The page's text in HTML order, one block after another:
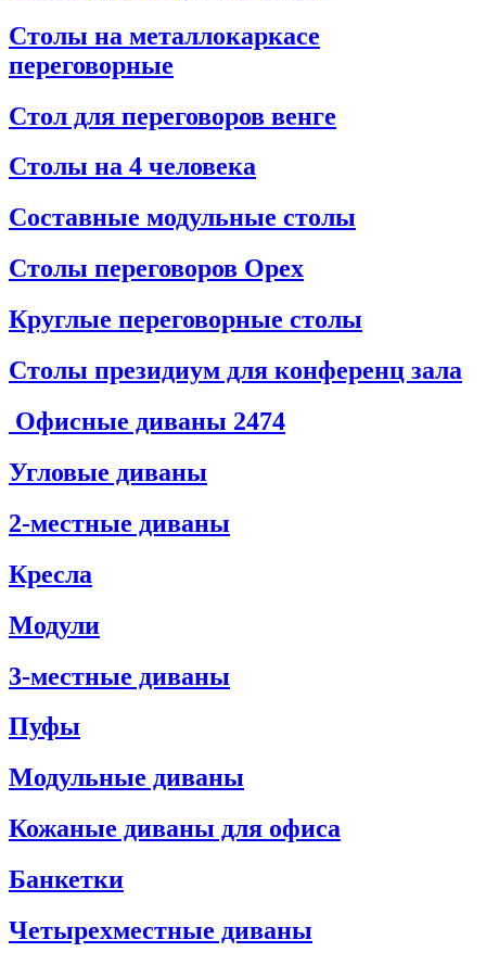
Столы на металлокаркасе
переговорные
Стол для переговоров венге
Столы на 4 человека
Составные модульные столы
Столы переговоров Орех
Круглые переговорные столы
Столы президиум для конференц зала
Офисные диваны 2474
Угловые диваны
2-местные диваны
Кресла
Модули
3-местные диваны
Пуфы
Модульные диваны
Кожаные диваны для офиса
Банкетки
Четырехместные диваны